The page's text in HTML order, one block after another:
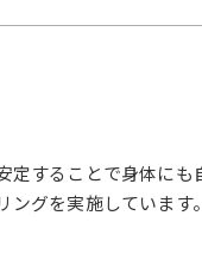
することで身体に
グを実施しています。